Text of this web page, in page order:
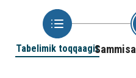
Tabelimik toqqaagit